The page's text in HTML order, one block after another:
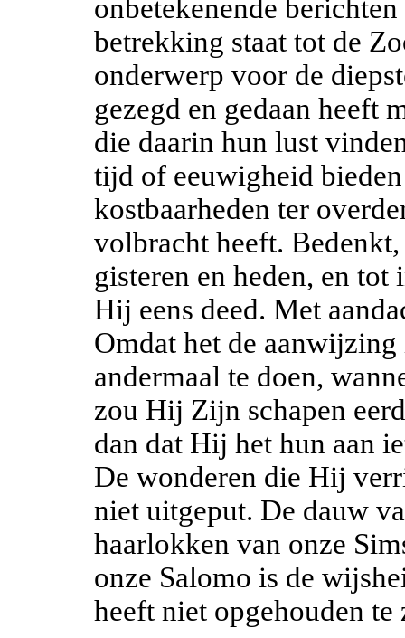
onbetekenende
betrekking staat tot de
onderwerp voor de
gezegd en gedaan heeft
die daarin hun lust
tijd of eeuwigheid
kostbaarheden ter
volbracht heeft.
gisteren en heden, en
Hij eens deed. Met
Omdat het de
andermaal te doen,
zou Hij Zijn schapen
dan dat Hij het hun aan
De wonderen die Hij
niet uitgeput. De dauw
haarlokken van onze
onze Salomo is de
heeft niet opgehouden